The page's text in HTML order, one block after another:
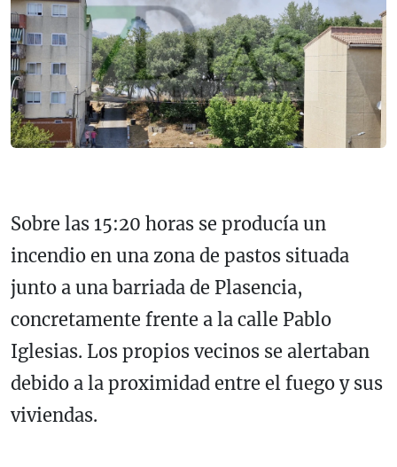
Sobre las 15:20 horas se producía un
incendio en una zona de pastos situada
junto a una barriada de Plasencia,
concretamente frente a la calle Pablo
Iglesias. Los propios vecinos se alertaban
debido a la proximidad entre el fuego y sus
viviendas.